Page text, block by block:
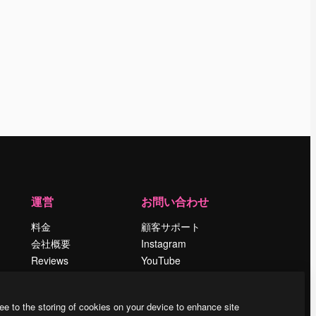
運営
料金
会社概要
Reviews
ブログ
お問い合わせ
顧客サポート
Instagram
YouTube
Discord
to the storing of cookies on your device to enhance site